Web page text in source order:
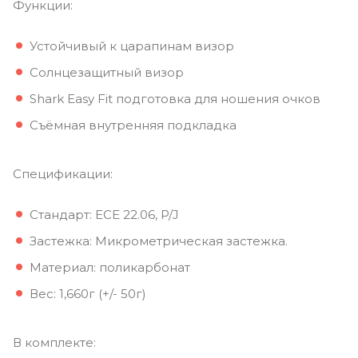
Функции:
Устойчивый к царапинам визор
Солнцезащитный визор
Shark Easy Fit подготовка для ношения очков
Съёмная внутренняя подкладка
Спецификации:
Стандарт: ECE 22.06, P/J
Застежка: Микрометрическая застежка.
Материал: поликарбонат
Вес: 1,660г (+/- 50г)
В комплекте: